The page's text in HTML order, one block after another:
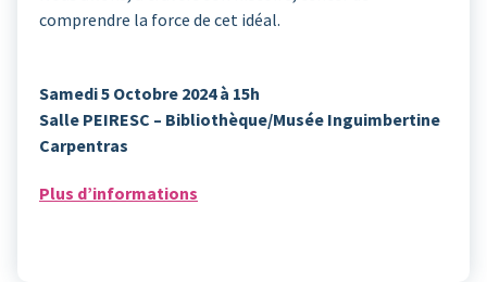
comprendre la force de cet idéal.
Samedi 5 Octobre 2024 à 15h
Salle PEIRESC – Bibliothèque/Musée Inguimbertine
Carpentras
Plus d’informations